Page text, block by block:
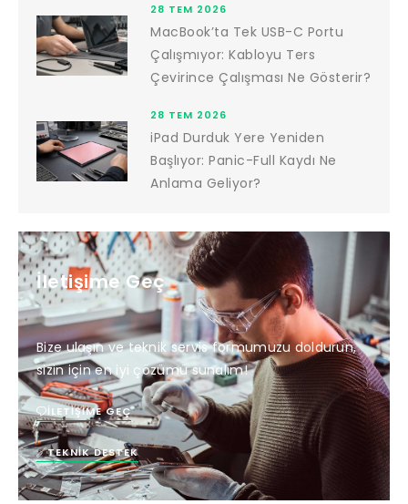
28 TEM 2026
MacBook’ta Tek USB-C Portu
Çalışmıyor: Kabloyu Ters
Çevirince Çalışması Ne Gösterir?
28 TEM 2026
iPad Durduk Yere Yeniden
Başlıyor: Panic-Full Kaydı Ne
Anlama Geliyor?
İletişime Geç
Bize ulaşın ve teknik servis formumuzu doldurun,
sizin için en iyi çözümü sunalım!
İLETIŞIME GEÇ
TEKNIK DESTEK